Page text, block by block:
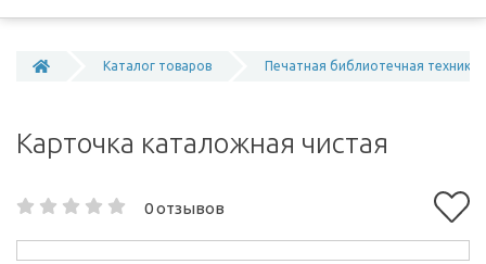
Каталог товаров Печатная библиотечная техника
Карточка каталожная чистая
0 отзывов